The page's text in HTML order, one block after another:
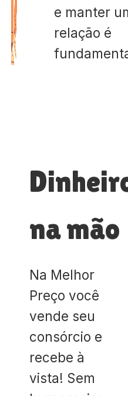
e manter
relação é
na mão
Na Melhor
Preço você
vende seu
consórcio e
recebe à
vista! Sem